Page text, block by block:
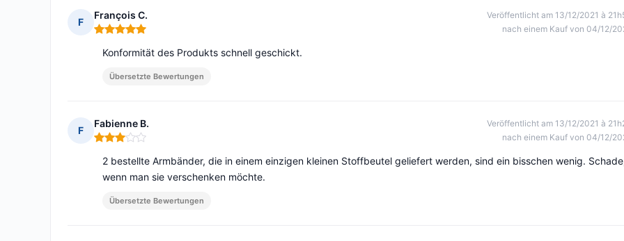
F
François C.
Hinweis: 5 von 5
Veröffentlicht am 13/12/2021 à
nach einem Kauf von 04/12/
Konformität des Produkts schnell geschickt.
Übersetzte Bewertungen
F
Fabienne B.
Hinweis: 3 von 5
Veröffentlicht am 13/12/2021 à
nach einem Kauf von 04/12/
2 bestellte Armbänder, die in einem einzigen kleinen Stoffbeutel geliefert werden, sind ein bisschen wenig.
wenn man sie verschenken möchte.
Übersetzte Bewertungen